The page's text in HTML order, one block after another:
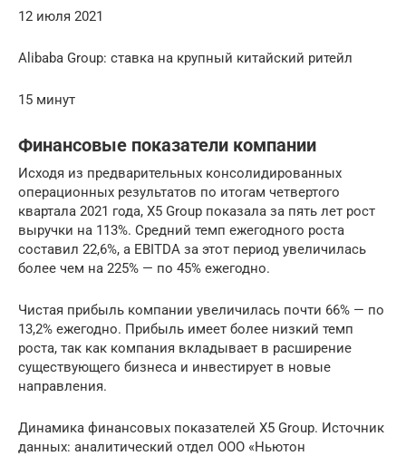
12 июля 2021
Alibaba Group: ставка на крупный китайский ритейл
15 минут
Финансовые показатели компании
Исходя из предварительных консолидированных
операционных результатов по итогам четвертого
квартала 2021 года, X5 Group показала за пять лет рост
выручки на 113%. Средний темп ежегодного роста
составил 22,6%, а EBITDA за этот период увеличилась
более чем на 225% — по 45% ежегодно.
Чистая прибыль компании увеличилась почти 66% — по
13,2% ежегодно. Прибыль имеет более низкий темп
роста, так как компания вкладывает в расширение
существующего бизнеса и инвестирует в новые
направления.
Динамика финансовых показателей X5 Group. Источник
данных: аналитический отдел ООО «Ньютон